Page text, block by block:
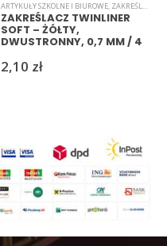
,BLOKI,PAPIER,PAPIERY/
ARTYKUŁY SZKOLNE I BIUROWE, ZAKREŚLACZE
ZAKREŚLACZ TWINLINER
SOFT – ŻÓŁTY,
DWUSTRONNY, 0,7 MM / 4
2,10 zł